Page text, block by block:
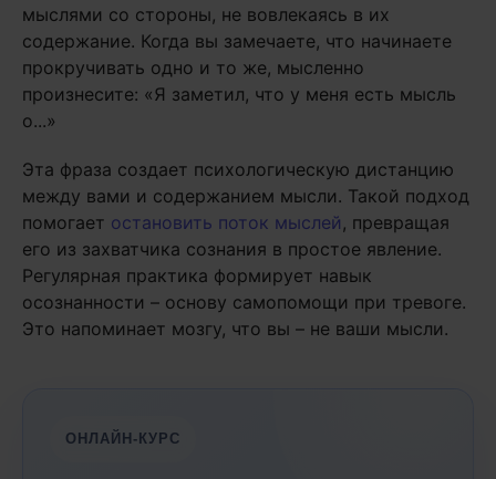
мыслями со стороны, не вовлекаясь в их
содержание. Когда вы замечаете, что начинаете
прокручивать одно и то же, мысленно
произнесите: «Я заметил, что у меня есть мысль
о...»
Эта фраза создает психологическую дистанцию
между вами и содержанием мысли. Такой подход
помогает остановить поток мыслей , превращая
его из захватчика сознания в простое явление.
Регулярная практика формирует навык
осознанности – основу самопомощи при тревоге.
Это напоминает мозгу, что вы – не ваши мысли.
ОНЛАЙН-КУРС